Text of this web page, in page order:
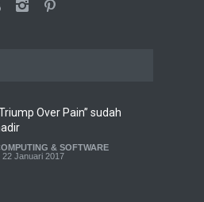
Over Pain” sudah
& SOFTWARE
22 Januari 2017